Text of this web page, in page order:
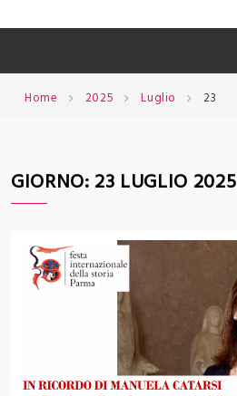
Home 2025 Luglio 23
GIORNO: 23 LUGLIO 2025